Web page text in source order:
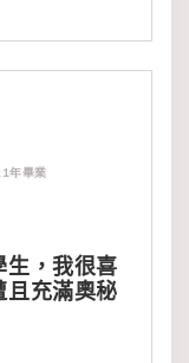
年畢業
生，我很喜
且充滿奧秘